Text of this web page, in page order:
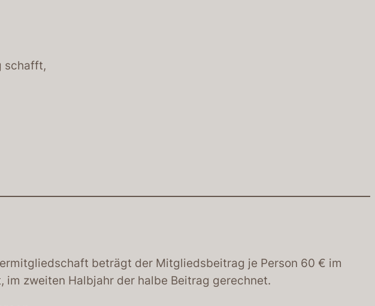
schafft,
beträgt der Mitgliedsbeitrag je Person 60 € im
zweiten Halbjahr der halbe Beitrag gerechnet.